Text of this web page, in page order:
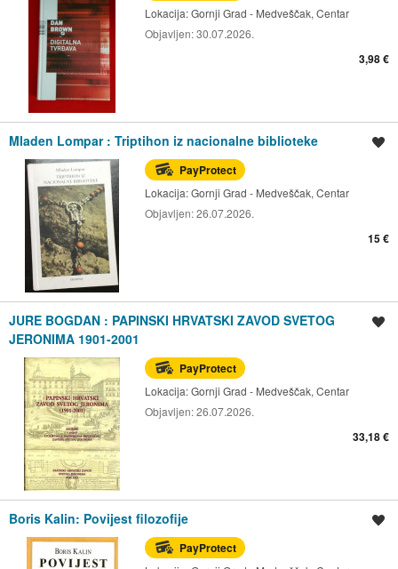
Lokacija:Gornji Grad - Medveščak, Centar
Objavljen:30.07.2026.
3,98 €
Mladen Lompar : Triptihon iz nacionalne biblioteke
PayProtect
Lokacija:Gornji Grad - Medveščak, Centar
Objavljen:26.07.2026.
15 €
JURE BOGDAN : PAPINSKI HRVATSKI ZAVOD SVETOG
JERONIMA 1901-2001
PayProtect
Lokacija:Gornji Grad - Medveščak, Centar
Objavljen:26.07.2026.
33,18 €
Boris Kalin: Povijest filozofije
PayProtect